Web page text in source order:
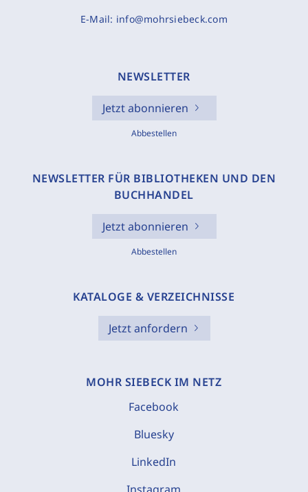
E-Mail: info@mohrsiebeck.com
NEWSLETTER
Jetzt abonnieren
Abbestellen
NEWSLETTER FÜR BIBLIOTHEKEN UND DEN
BUCHHANDEL
Jetzt abonnieren
Abbestellen
KATALOGE & VERZEICHNISSE
Jetzt anfordern
MOHR SIEBECK IM NETZ
Facebook
Bluesky
LinkedIn